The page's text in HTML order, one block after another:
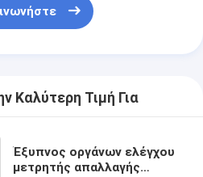
Καλύτερη Τιμή Για
Έξυπνος οργάνων ελέγχου
μετρητής απαλλαγής